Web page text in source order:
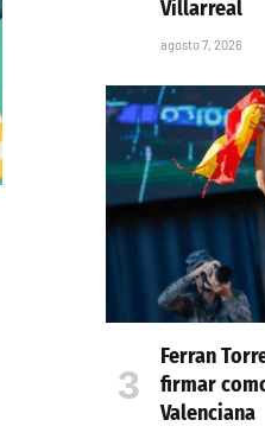
Villarreal
agosto 7, 2026
Ferran
firmar
Valenciana